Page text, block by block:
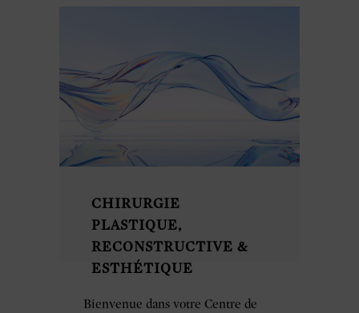
CHIRURGIE
PLASTIQUE,
RECONSTRUCTIVE &
ESTHÉTIQUE
Bienvenue dans votre Centre de